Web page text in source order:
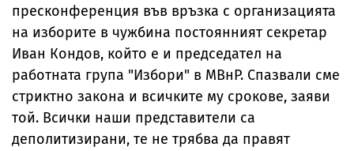
пресконференция във връзка с организацията
на изборите в чужбина постоянният секретар
Иван Кондов, който е и председател на
работната група "Избори" в МВнР. Спазвали сме
стриктно закона и всичките му срокове, заяви
той. Всички наши представители са
деполитизирани, те не трябва да правят